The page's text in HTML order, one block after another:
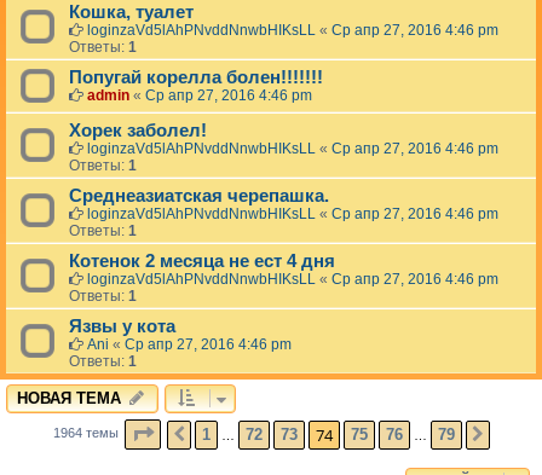
Кошка, туалет
loginzaVd5lAhPNvddNnwbHIKsLL « Ср апр 27, 2016 4:46 pm
Ответы: 1
Попугай корелла болен!!!!!!!
admin « Ср апр 27, 2016 4:46 pm
Хорек заболел!
loginzaVd5lAhPNvddNnwbHIKsLL « Ср апр 27, 2016 4:46 pm
Ответы: 1
Среднеазиатская черепашка.
loginzaVd5lAhPNvddNnwbHIKsLL « Ср апр 27, 2016 4:46 pm
Ответы: 1
Котенок 2 месяца не ест 4 дня
loginzaVd5lAhPNvddNnwbHIKsLL « Ср апр 27, 2016 4:46 pm
Ответы: 1
Язвы у кота
Ani « Ср апр 27, 2016 4:46 pm
Ответы: 1
НОВАЯ ТЕМА
1964 темы СТРАНИЦА 74ИЗ79
ПРЕД.
1 72 73 74 75 76 79